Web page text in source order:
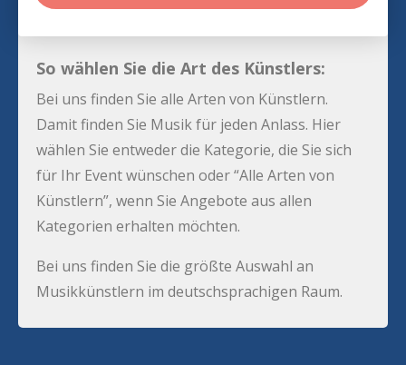
So wählen Sie die Art des Künstlers:
Bei uns finden Sie alle Arten von Künstlern.
Damit finden Sie Musik für jeden Anlass. Hier
wählen Sie entweder die Kategorie, die Sie sich
für Ihr Event wünschen oder “Alle Arten von
Künstlern”, wenn Sie Angebote aus allen
Kategorien erhalten möchten.
Bei uns finden Sie die größte Auswahl an
Musikkünstlern im deutschsprachigen Raum.